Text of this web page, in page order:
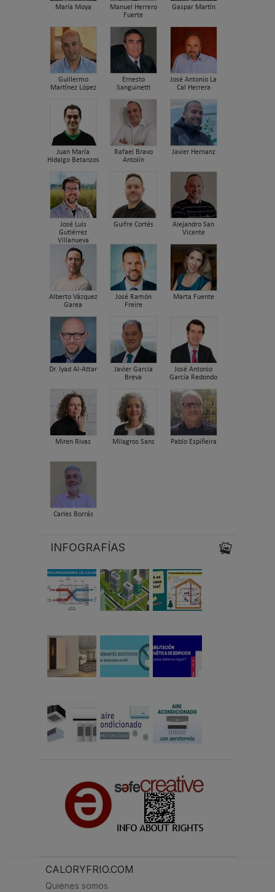
María Moya
Manuel Herrero
Fuerte
Gaspar Martín
Guillermo
Martínez López
Ernesto
Sanguinetti
José Antonio La
Cal Herrera
Juan María
Hidalgo Betanzos
Rafael Bravo
Antolín
Javier Hernanz
José Luis
Gutiérrez
Villanueva
Guifre Cortés
Alejandro San
Vicente
Alberto Vázquez
Garea
José Ramón
Freire
Marta Fuente
Dr. Iyad Al-Attar
Javier García
Breva
José Antonio
García Redondo
Miren Rivas Milagros Sanz Pablo Espiñeira
Carles Borrás
INFOGRAFÍAS
CALORYFRIO.COM
Quienes somos